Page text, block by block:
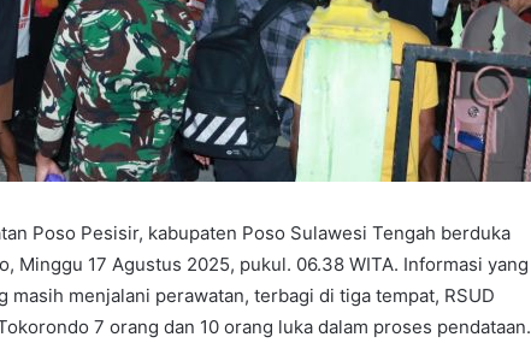
Poso Pesisir, kabupaten Poso Sulawesi Tengah berduka
Minggu 17 Agustus 2025, pukul. 06.38 WITA. Informasi yang
menjalani perawatan, terbagi di tiga tempat, RSUD
7 orang dan 10 orang luka dalam proses pendataan.